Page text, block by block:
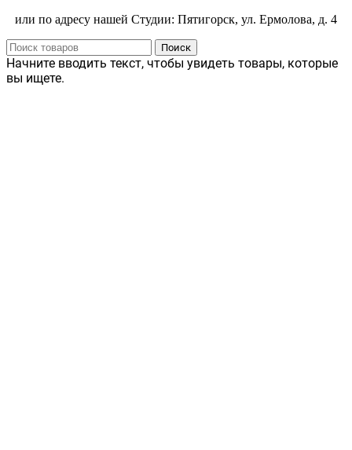
или по адресу нашей Студии: Пятигорск, ул. Ермолова, д. 4
Поиск
Начните вводить текст, чтобы увидеть товары, которые
вы ищете.